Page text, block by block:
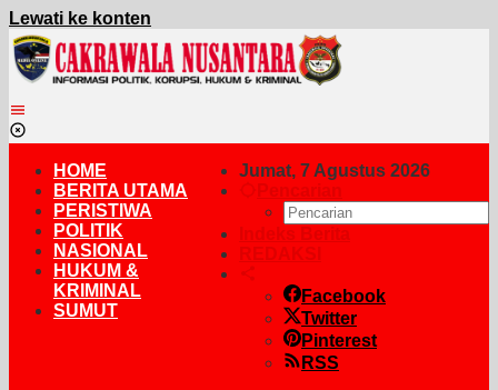
Lewati ke konten
Jumat, 7 Agustus 2026
Pencarian
Indeks Berita
REDAKSI
Facebook
Twitter
Pinterest
RSS
HOME
BERITA UTAMA
PERISTIWA
POLITIK
NASIONAL
HUKUM &
KRIMINAL
SUMUT